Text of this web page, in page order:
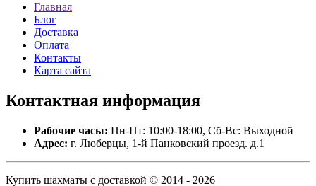
Главная
Блог
Доставка
Оплата
Контакты
Карта сайта
Контактная информация
Рабочие часы: Пн-Пт: 10:00-18:00, Сб-Вс: Выходной
Адрес: г. Люберцы, 1-й Панковский проезд. д.1
Купить шахматы с доставкой © 2014 - 2026